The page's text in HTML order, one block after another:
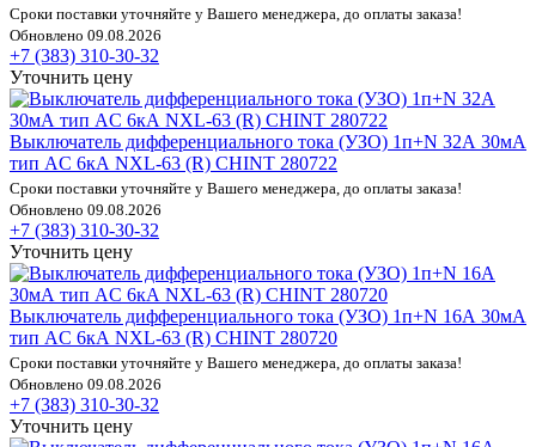
Сроки поставки уточняйте у Вашего менеджера, до оплаты заказа!
Обновлено 09.08.2026
+7 (383) 310-30-32
Уточнить цену
Выключатель дифференциального тока (УЗО) 1п+N 32А 30мА
тип AC 6кА NXL-63 (R) CHINT 280722
Сроки поставки уточняйте у Вашего менеджера, до оплаты заказа!
Обновлено 09.08.2026
+7 (383) 310-30-32
Уточнить цену
Выключатель дифференциального тока (УЗО) 1п+N 16А 30мА
тип AC 6кА NXL-63 (R) CHINT 280720
Сроки поставки уточняйте у Вашего менеджера, до оплаты заказа!
Обновлено 09.08.2026
+7 (383) 310-30-32
Уточнить цену